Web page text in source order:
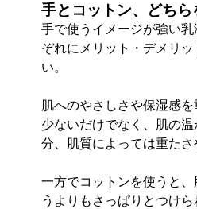
手とコットン、どち
手で使うイメージが強い
ぞれにメリット・デメリ
い。
肌へのやさしさや保湿感
少ないだけでなく、肌の
分、肌質によっては重た
一方でコットンを使うと
うよりもさっぱりとつけ